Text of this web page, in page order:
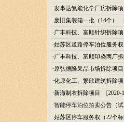
·发事达氢能化学厂房拆除
·废旧集装箱一批（14个）
·广丰科技、富顺针织拆除
·姑苏区道路停车泊位服务
·广丰科技、富顺印染两厂
·原弘德隆果品市场拆除项目
·化原化工、繁欣建筑拆除
·新海制衣拆除项目
[2020-
·智能停车泊位拍卖公告（
·姑苏区停车服务权（22个